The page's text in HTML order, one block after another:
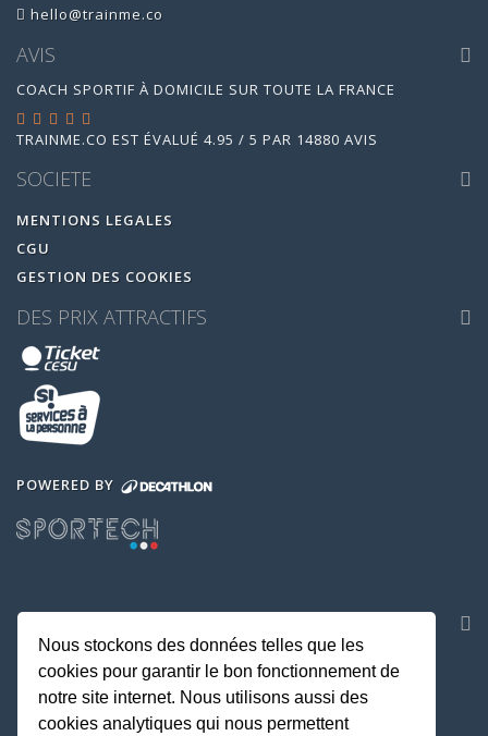
hello@trainme.co
AVIS
COACH SPORTIF À DOMICILE SUR TOUTE LA FRANCE
TRAINME.CO EST ÉVALUÉ 4.95 / 5 PAR 14880 AVIS
SOCIETE
MENTIONS LEGALES
CGU
GESTION DES COOKIES
DES PRIX ATTRACTIFS
POWERED BY
Nous stockons des données telles que les
cookies pour garantir le bon fonctionnement de
notre site internet. Nous utilisons aussi des
cookies analytiques qui nous permettent